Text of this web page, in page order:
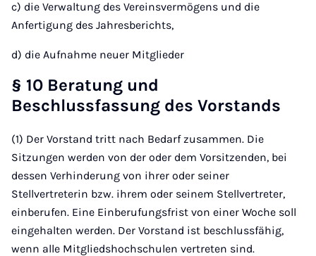
c) die Verwaltung des Vereinsvermögens und die
Anfertigung des Jahresberichts,
d) die Aufnahme neuer Mitglieder
§ 10 Beratung und
Beschlussfassung des Vorstands
(1) Der Vorstand tritt nach Bedarf zusammen. Die
Sitzungen werden von der oder dem Vorsitzenden, bei
dessen Verhinderung von ihrer oder seiner
Stellvertreterin bzw. ihrem oder seinem Stellvertreter,
einberufen. Eine Einberufungsfrist von einer Woche soll
eingehalten werden. Der Vorstand ist beschlussfähig,
wenn alle Mitgliedshochschulen vertreten sind.